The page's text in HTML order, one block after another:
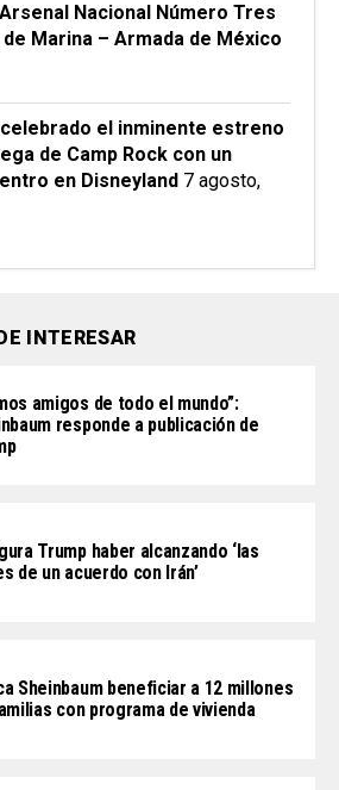
Nacional Número Tres
Marina – Armada de México
el inminente estreno
de Camp Rock con un
en Disneyland 7 agosto,
INTERESAR
amigos de todo el mundo”:
responde a publicación de
Trump haber alcanzando ‘las
de un acuerdo con Irán’
Sheinbaum beneficiar a 12 millones
con programa de vivienda